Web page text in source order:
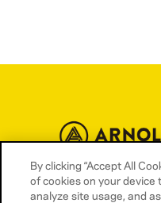
By clicking “Accept All
of cookies on your
analyze site usage, and